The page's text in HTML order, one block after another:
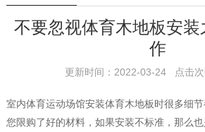
不要忽视体育木地板安
作
更新时间：2022-03-24 点击
室内体育运动场馆安装体育木地板时很多细节
您限购了好的材料，如果安装不标准，那么也